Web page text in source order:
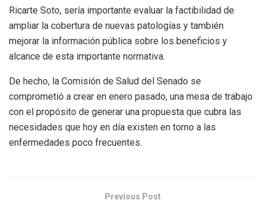
Ricarte Soto, sería importante evaluar la factibilidad de
ampliar la cobertura de nuevas patologías y también
mejorar la información pública sobre los beneficios y
alcance de esta importante normativa.
De hecho, la Comisión de Salud del Senado se
comprometió a crear en enero pasado, una mesa de trabajo
con el propósito de generar una propuesta que cubra las
necesidades que hoy en día existen en torno a las
enfermedades poco frecuentes.
Previous Post